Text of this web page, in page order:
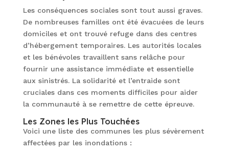
Les conséquences sociales sont tout aussi graves.
De nombreuses familles ont été évacuées de leurs
domiciles et ont trouvé refuge dans des centres
d’hébergement temporaires. Les autorités locales
et les bénévoles travaillent sans relâche pour
fournir une assistance immédiate et essentielle
aux sinistrés. La solidarité et l’entraide sont
cruciales dans ces moments difficiles pour aider
la communauté à se remettre de cette épreuve.
Les Zones les Plus Touchées
Voici une liste des communes les plus sévèrement
affectées par les inondations :